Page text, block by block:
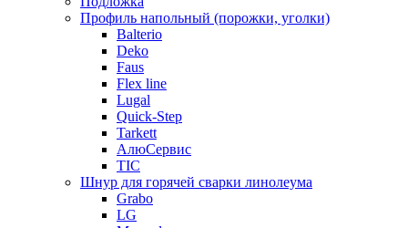
Профиль напольный (порожки, уголки)
Balterio
Deko
Faus
Flex line
Lugal
Quick-Step
Tarkett
АлюСервис
ТІС
Шнур для горячей сварки линолеума
Grabo
LG